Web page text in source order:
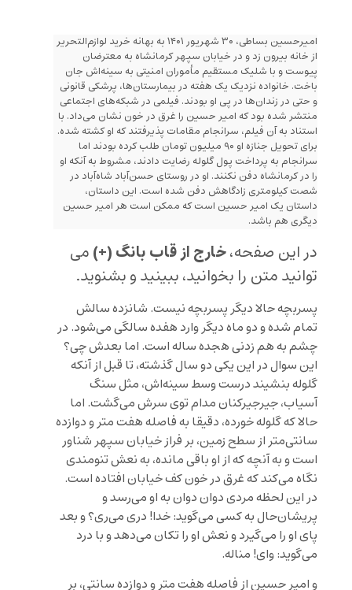
امیرحسین بساطی، ۳۰ شهریور ۱۴۰۱ به بهانه خرید لوازم‌التحریر
از خانه بیرون زد و در خیابان سپهر کرمانشاه به معترضان
پیوست و با شلیک مستقیم مأموران امنیتی به سینه‌اش جان
باخت. خانواده نزدیک یک هفته در بیمارستان‌ها، پرشکی قانونی
و حتی در زندان‌ها در پی او بودند. فیلمی در شبکه‌های اجتماعی
منتشر شده بود که امیر حسین را غرق در خون نشان می‌داد. با
استناد به آن فیلم، سرانجام مقامات پذیرفتند که او کشته شده.
برای تحویل جنازه او ۹۰ میلیون تومان طلب کرده بودند اما
سرانجام به پرداخت پول گلوله رضایت دادند، مشروط به آنکه او
را در کرمانشاه دفن نکنند. او در روستای حسن‌آباد شاه‌آباد در
شصت کیلومتری زادگاهش دفن شده است. این داستان،
داستان یک امیر حسین است که ممکن است هر امیر حسین
دیگری هم باشد.
در این صفحه،خارج از قاب بانگ (+)می
توانید متن را بخوانید، ببینید و بشنوید.
پسربچه حالا دیگر پسربچه نیست. شانزده سالش
تمام شده و دو ماه دیگر وارد هفده سالگی می‌شود. در
چشم به هم زدنی هجده ساله است. اما بعدش چی؟
این سوال در این یکی دو سال گذشته، تا قبل از آنکه
گلوله بنشیند درست وسط سینه‌اش، مثل سنگ
آسیاب، جیرجیرکنان مدام توی سرش می‌گشت. اما
حالا که گلوله خورده، دقیقا به فاصله هفت متر و دوازده
سانتی‌متر از سطح زمین، بر فراز خیابان سپهر شناور
است و به آنچه که از او باقی مانده، به نعش تنومندی
نگاه می‌کند که غرق در خون کف خیابان افتاده است.
در این لحظه مردی دوان دوان به او می‌رسد و
پریشان‌حال به کسی می‌گوید: خدا! دری می‌ری؟ و بعد
پای او را می‌گیرد و نعش او را تکان می‌دهد و با درد
می‌گوید: وای! مناله.
و امیر حسین از فاصله هفت متر و دوازده سانتی، بر